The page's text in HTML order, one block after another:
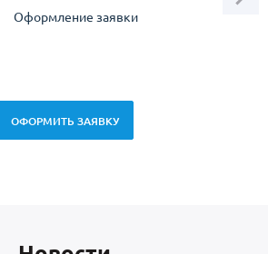
Оформление заявки
ОФОРМИТЬ ЗАЯВКУ